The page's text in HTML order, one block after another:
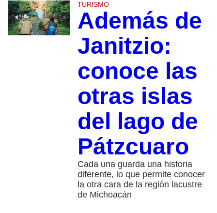
TURISMO
Además de
Janitzio:
conoce las
otras islas
del lago de
Pátzcuaro
Cada una guarda una historia
diferente, lo que permite conocer
la otra cara de la región lacustre
de Michoacán